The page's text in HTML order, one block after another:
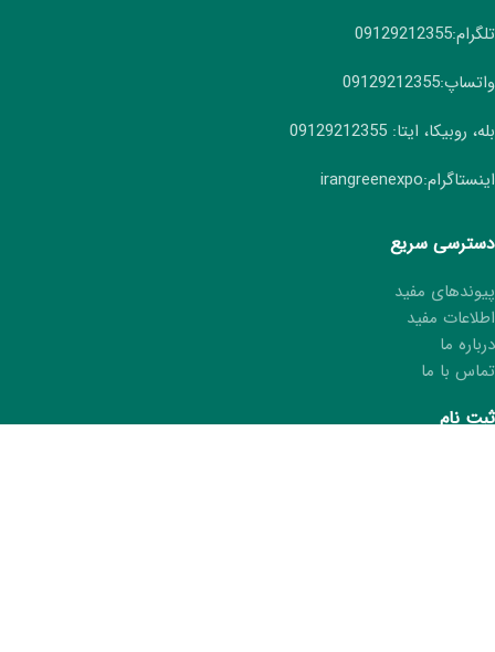
تلگرام:09129212355
واتساپ:09129212355
بله، روبیکا، ایتا: 09129212355
اینستاگرام:irangreenexpo
دسترسی سریع
پیوندهای مفید
اطلاعات مفید
درباره ما
تماس با ما
ثبت نام